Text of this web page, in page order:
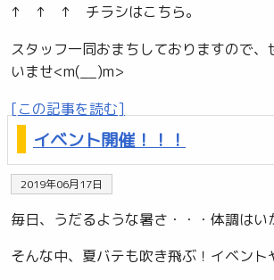
↑ ↑ ↑ チラシはこちら。
スタッフ一同おまちしておりますので、
いませ<m(__)m>
[この記事を読む]
イベント開催！！！
2019年06月17日
毎日、うだるような暑さ・・・体調はい
そんな中、夏バテも吹き飛ぶ！イベント